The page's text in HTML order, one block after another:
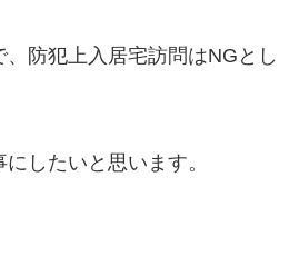
防犯上入居宅訪問はNGとし
したいと思います。